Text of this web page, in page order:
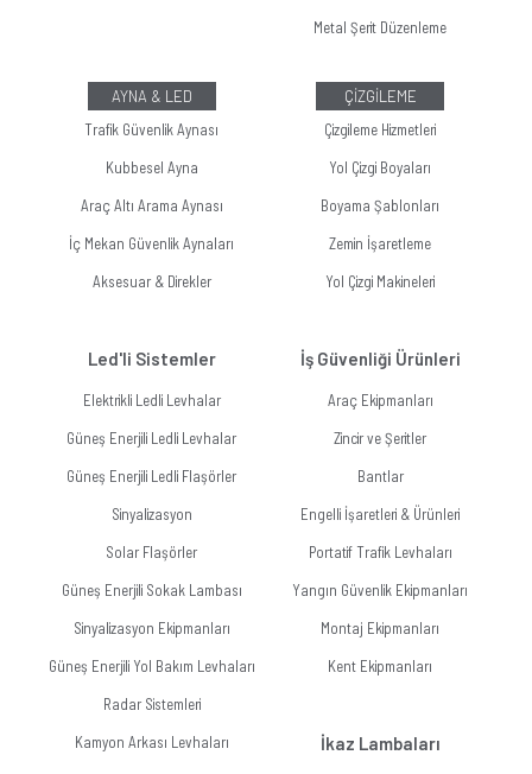
Metal Şerit Düzenleme
AYNA & LED
Trafik Güvenlik Aynası
Kubbesel Ayna
Araç Altı Arama Aynası
İç Mekan Güvenlik Aynaları
Aksesuar & Direkler
Led'li Sistemler
Elektrikli Ledli Levhalar
Güneş Enerjili Ledli Levhalar
Güneş Enerjili Ledli Flaşörler
Sinyalizasyon
Solar Flaşörler
Güneş Enerjili Sokak Lambası
Sinyalizasyon Ekipmanları
Güneş Enerjili Yol Bakım Levhaları
Radar Sistemleri
Kamyon Arkası Levhaları
ÇİZGİLEME
Çizgileme Hizmetleri
Yol Çizgi Boyaları
Boyama Şablonları
Zemin İşaretleme
Yol Çizgi Makineleri
İş Güvenliği Ürünleri
Araç Ekipmanları
Zincir ve Şeritler
Bantlar
Engelli İşaretleri & Ürünleri
Portatif Trafik Levhaları
Yangın Güvenlik Ekipmanları
Montaj Ekipmanları
Kent Ekipmanları
İkaz Lambaları